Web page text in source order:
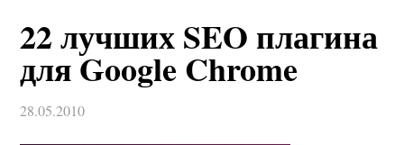
22 лучших SEO плагина
для Google Chrome
28.05.2010